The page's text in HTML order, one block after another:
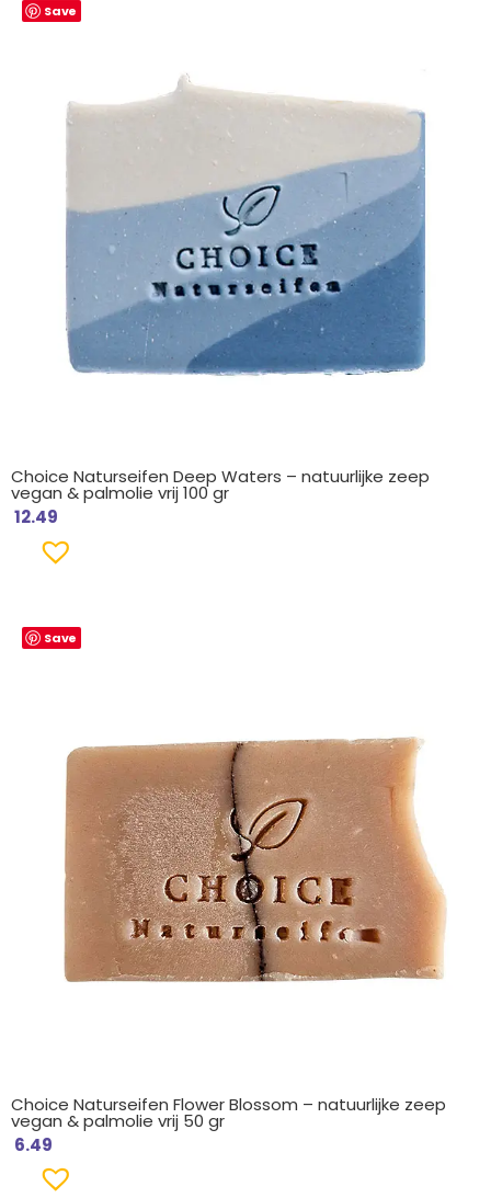
Save
Choice Naturseifen Deep Waters – natuurlijke zeep
vegan & palmolie vrij 100 gr
12.49
Save
Choice Naturseifen Flower Blossom – natuurlijke zeep
vegan & palmolie vrij 50 gr
6.49